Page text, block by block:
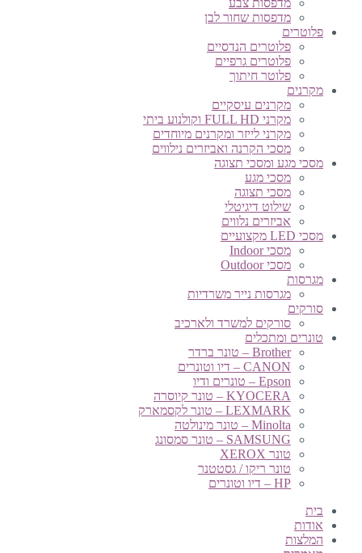
מדפסות צבע
מדפסות שחור לבן
פלוטרים
פלוטרים הנדסיים
פלוטרים גרפיים
פלוטר חיתוך
מקרנים
מקרנים עיסקיים
מקרני FULL HD וקולנוע ביתי
מקרני לייזר ומקרנים מיוחדים
מסכי הקרנה ואביזרים נילווים
מסכי מגע ומסכי תצוגה
מסכי מגע
מסכי תצוגה
שילוט דיגיטלי
אביזרים נלווים
מסכי LED מקצועיים
מסכי Indoor
מסכי Outdoor
מגרסות
מגרסות נייר משרדיות
סורקים
סורקים למשרד ולארכיב
טונרים ומתכלים
Brother – טונר ברדר
CANON – דיו וטונרים
Epson – טונרים ודיו
KYOCERA – טונר קיוסרה
LEXMARK – טונר לקסמארק
Minolta – טונר מינולטה
SAMSUNG – טונר סמסונג
טונר XEROX
טונר ריקו / גסטטנר
HP – דיו וטונרים
בית
אודות
המלצות